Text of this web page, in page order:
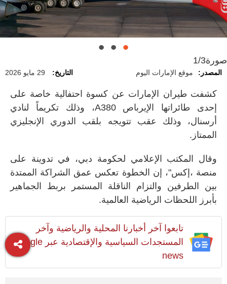
صورة1/3
المصدر: موقع الإمارات اليوم التاريخ: 29 مايو 2026
كشفت طيران الإمارات عن كسوة احتفالية خاصة على
إحدى طائراتها الإيرباصA380، وذلك تكريماً لنادي
أرسنال، وذلك عقب تتويجه بلقب الدوري الإنجليزي
الممتاز.
وقال المكتب الإعلامي لحكومة دبي، في تدوينة على
منصة ،إكس"، إن الخطوة تعكس عمق الشراكة الممتدة
بين الطرفين والتزام الناقلة المستمر بربط الجماهير
بأبرز اللحظات الرياضية العالمية.
تابعوا آخر أخبارنا المحلية والرياضية وآخر
المستجدات السياسية والإقتصادية عبر Google
news